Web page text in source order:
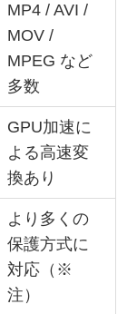
MP4 / AVI /
MOV /
MPEG など
多数
GPU加速に
よる高速変
換あり
より多くの
保護方式に
対応（※
注）